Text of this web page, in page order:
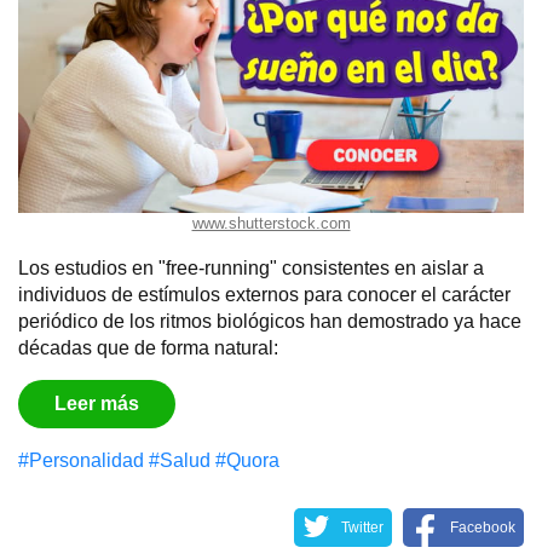
www.shutterstock.com
Los estudios en "free-running" consistentes en aislar a
individuos de estímulos externos para conocer el carácter
periódico de los ritmos biológicos han demostrado ya hace
décadas que de forma natural:
Leer más
#Personalidad #Salud #Quora
Twitter Facebook